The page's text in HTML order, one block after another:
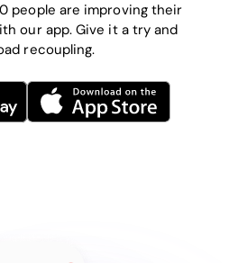
people are improving their
our app. Give it a try and
recoupling.